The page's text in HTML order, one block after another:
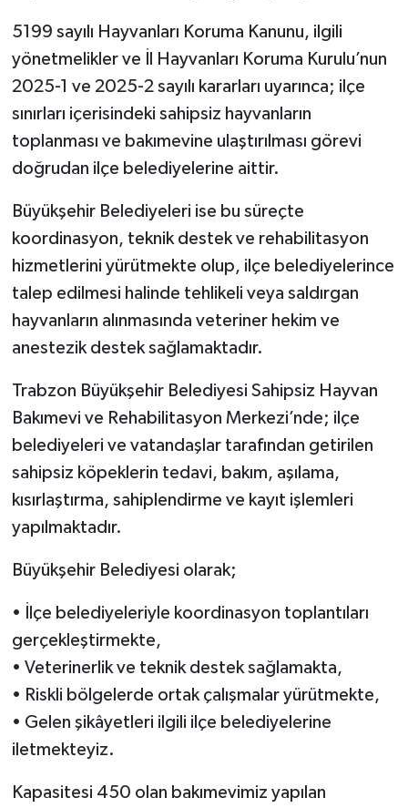
5199 sayılı Hayvanları Koruma Kanunu, ilgili
yönetmelikler ve İl Hayvanları Koruma Kurulu’nun
2025-1 ve 2025-2 sayılı kararları uyarınca; ilçe
sınırları içerisindeki sahipsiz hayvanların
toplanması ve bakımevine ulaştırılması görevi
doğrudan ilçe belediyelerine aittir.
Büyükşehir Belediyeleri ise bu süreçte
koordinasyon, teknik destek ve rehabilitasyon
hizmetlerini yürütmekte olup, ilçe belediyelerince
talep edilmesi halinde tehlikeli veya saldırgan
hayvanların alınmasında veteriner hekim ve
anestezik destek sağlamaktadır.
Trabzon Büyükşehir Belediyesi Sahipsiz Hayvan
Bakımevi ve Rehabilitasyon Merkezi’nde; ilçe
belediyeleri ve vatandaşlar tarafından getirilen
sahipsiz köpeklerin tedavi, bakım, aşılama,
kısırlaştırma, sahiplendirme ve kayıt işlemleri
yapılmaktadır.
Büyükşehir Belediyesi olarak;
• İlçe belediyeleriyle koordinasyon toplantıları
gerçekleştirmekte,
• Veterinerlik ve teknik destek sağlamakta,
• Riskli bölgelerde ortak çalışmalar yürütmekte,
• Gelen şikâyetleri ilgili ilçe belediyelerine
iletmekteyiz.
Kapasitesi 450 olan bakımevimiz yapılan